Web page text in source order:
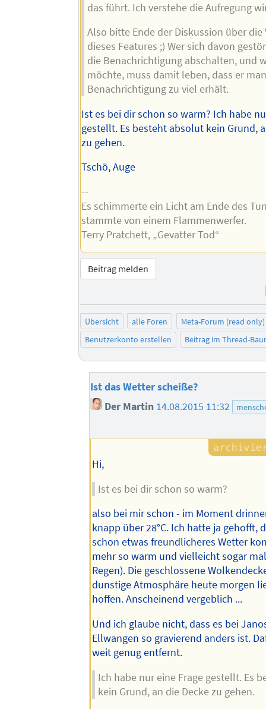
das führt. Ich verstehe die Aufregung
Also bitte Ende der Diskussion über die
dieses Features ;) Wer sich davon
die Benachrichtigung abschalten, und
möchte, muss damit leben, dass er
Benachrichtigung zu viel erhält.
Ist es bei dir schon so warm? Ich habe
gestellt. Es besteht absolut kein Grund,
zu gehen.
Tschö, Auge
--
Es schimmerte ein Licht am Ende des
stammte von einem Flammenwerfer.
Terry Pratchett, „Gevatter Tod“
Beitrag melden
Übersicht alle Foren
Meta-Forum (read only)
Benutzerkonto erstellen
Beitrag im Thread-
Ist das Wetter scheiße?
Der Martin 14.08.2015 11:32
Hi,
Ist es bei dir schon so warm?
also bei mir schon - im Moment
knapp über 28°C. Ich hatte ja gehofft,
schon etwas freundlicheres Wetter
mehr so warm und vielleicht sogar
Regen). Die geschlossene
dunstige Atmosphäre heute morgen
hoffen. Anscheinend vergeblich ...
Und ich glaube nicht, dass es bei
Ellwangen so gravierend anders ist.
weit genug entfernt.
Ich habe nur eine Frage gestellt. Es
kein Grund, an die Decke zu gehen.